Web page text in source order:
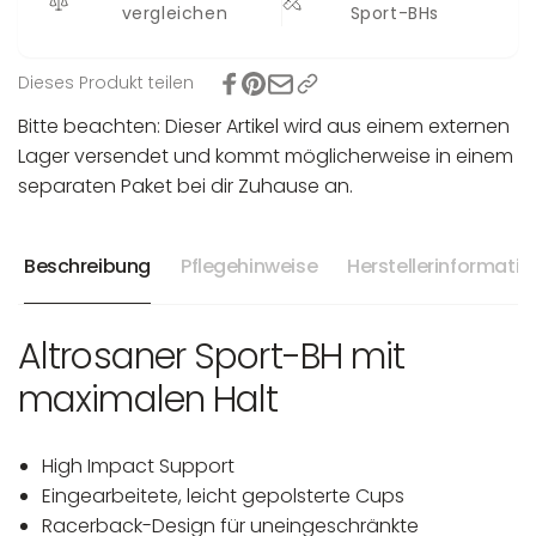
vergleichen
Sport-BHs
Dieses Produkt teilen
Bitte beachten: Dieser Artikel wird aus einem externen
Lager versendet und kommt möglicherweise in einem
separaten Paket bei dir Zuhause an.
Beschreibung Pflegehinweise
Altrosaner Sport-BH mit
maximalen Halt
High Impact Support
Eingearbeitete, leicht gepolsterte Cups
Racerback-Design für uneingeschränkte